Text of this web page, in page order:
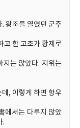
왕조를 열였던 군주
한 고조가 황제로
는 않았다. 지위는
, 이렇게 하면 항우
에서는 다루지 않았
.